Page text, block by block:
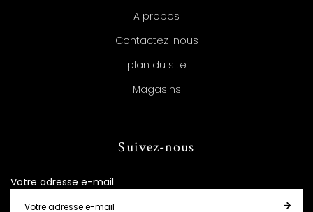
A propos
Contactez-nous
plan du site
Magasins
Suivez-nous
Votre adresse e-mail